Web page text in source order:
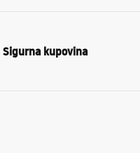
Sigurna kupovina